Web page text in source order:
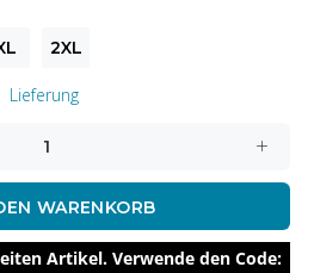
2XL
Lieferung
WARENKORB
Artikel. Verwende den Code: